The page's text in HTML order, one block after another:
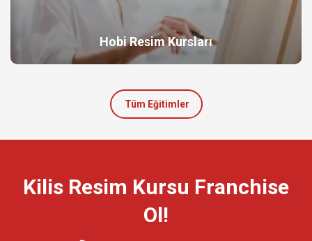
Hobi Resim Kursları
Tüm Eğitimler
Kilis Resim Kursu Franchise
Ol!